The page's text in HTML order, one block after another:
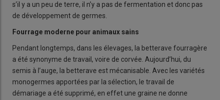
s’il y a un peu de terre, il n’y a pas de fermentation et donc pas
de développement de germes.
Fourrage moderne pour animaux sains
Pendant longtemps, dans les élevages, la betterave fourragère
a été synonyme de travail, voire de corvée. Aujourd’hui, du
semis à l’auge, la betterave est mécanisable. Avec les variétés
monogermes apportées par la sélection, le travail de
démariage a été supprimé, en effet une graine ne donne